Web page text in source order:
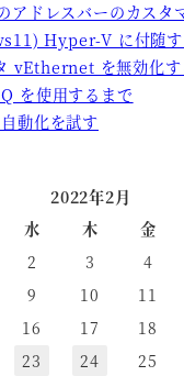
ドレスバーのカスタ
Hyper-V に付随す
vEthernet を無効化す
を使用するまで
動化を試す
2022年2月
水 木 金
2 3 4
9 10 11
16 17 18
23 24 25